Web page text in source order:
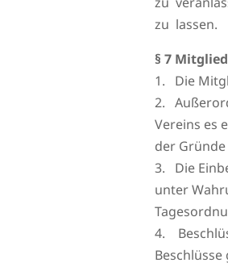
zu lassen.
§ 7
1. Die
2.
Vereins es
der
3. Die
unter
4.
Beschlüsse